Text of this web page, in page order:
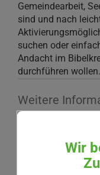
Gemeindearbeit,
sind und nach
suchen oder
Andacht im
durchführen wollen.
Weitere
Leider sind noch
Wir